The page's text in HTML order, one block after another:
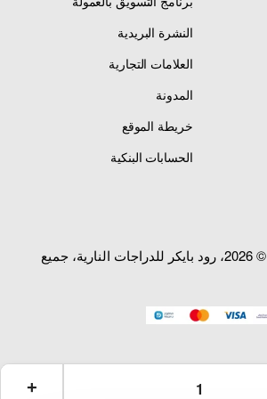
النشرة البريدية
العلامات التجارية
المدونة
خريطة الموقع
الحسابات البنكية
حقوق الطبع والنشر © 2026، رود بايكر للدراجات النارية، جميع